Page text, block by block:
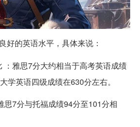
好的英语水平，具体来说：
：雅思7分大约相当于高考英语成绩
学英语四级成绩在630分左右。
思7分与托福成绩94分至101分相